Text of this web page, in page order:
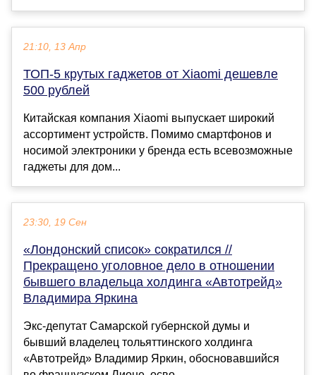
21:10, 13 Апр
ТОП-5 крутых гаджетов от Xiaomi дешевле
500 рублей
Китайская компания Xiaomi выпускает широкий
ассортимент устройств. Помимо смартфонов и
носимой электроники у бренда есть всевозможные
гаджеты для дом...
23:30, 19 Сен
«Лондонский список» сократился //
Прекращено уголовное дело в отношении
бывшего владельца холдинга «Автотрейд»
Владимира Яркина
Экс-депутат Самарской губернской думы и
бывший владелец тольяттинского холдинга
«Автотрейд» Владимир Яркин, обосновавшийся